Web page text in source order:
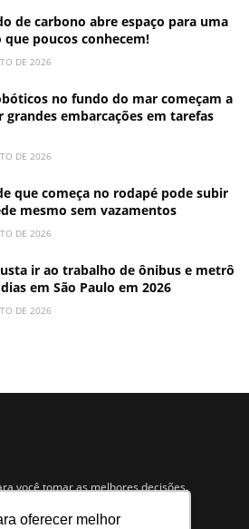
oferecer melhor
de carbono abre espaço para uma
que poucos conhecem!
DE 2026
no fundo do mar começam a
embarcações em tarefas
DE 2026
que começa no rodapé pode subir
mesmo sem vazamentos
DE 2026
ir ao trabalho de ônibus e metrô
em São Paulo em 2026
DE 2026
você tomar as melhores decisões.